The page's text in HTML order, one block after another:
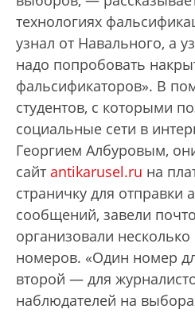
технологиях
узнал от Навального, а
надо попробовать
фальсификаторов». В
студентов, с которыми
социальные сети в
Георгием Албуровым,
сайт antikarusel.ru на
страничку для отправки
сообщений, завели
организовали
номеров. «Один номер
второй — для
наблюдателей на